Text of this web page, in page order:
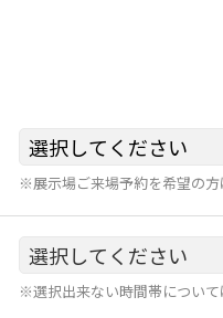
※展示場ご来場予約を希望の方
※選択出来ない時間帯について